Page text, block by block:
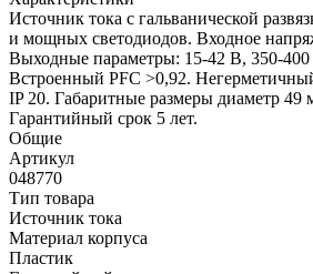
Источник тока с гальванической
и мощных светодиодов. Входное
Выходные параметры: 15-42 В, 350-
Встроенный PFC >0,92.
IP 20. Габаритные размеры диаметр 49
Гарантийный срок 5 лет.
Общие
Артикул
048770
Тип товара
Источник тока
Материал корпуса
Пластик